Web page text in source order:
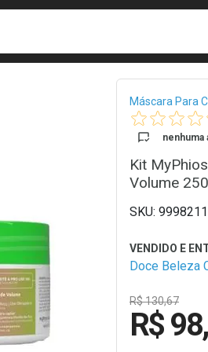
Máscara Para
nenhuma
Kit
Volume
Doce Beleza
R$ 130,67
R$